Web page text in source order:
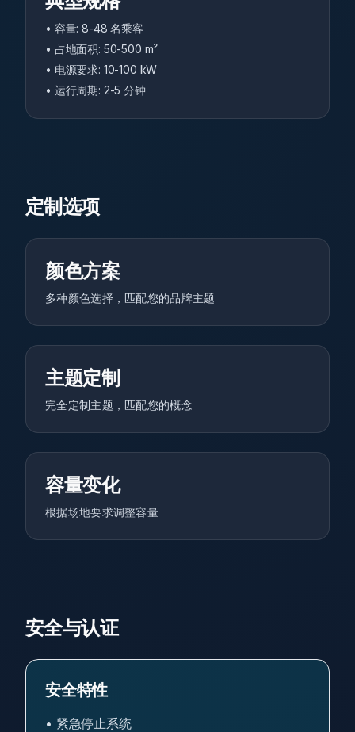
• 容量: 8-48名乘客
• 占地面积: 50-500 m²
• 电源要求: 10-100 kW
• 运行周期: 2-5分钟
定制选项
颜色方案
多种颜色选择，匹配您的品牌主题
主题定制
完全定制主题，匹配您的概念
容量变化
根据场地要求调整容量
安全与认证
安全特性
• 紧急停止系统